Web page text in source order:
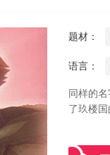
题材：
语言：
同样的
了玖楼